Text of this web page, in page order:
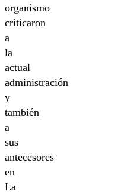
organismo
criticaron
a
la
actual
administración
y
también
a
sus
antecesores
en
La